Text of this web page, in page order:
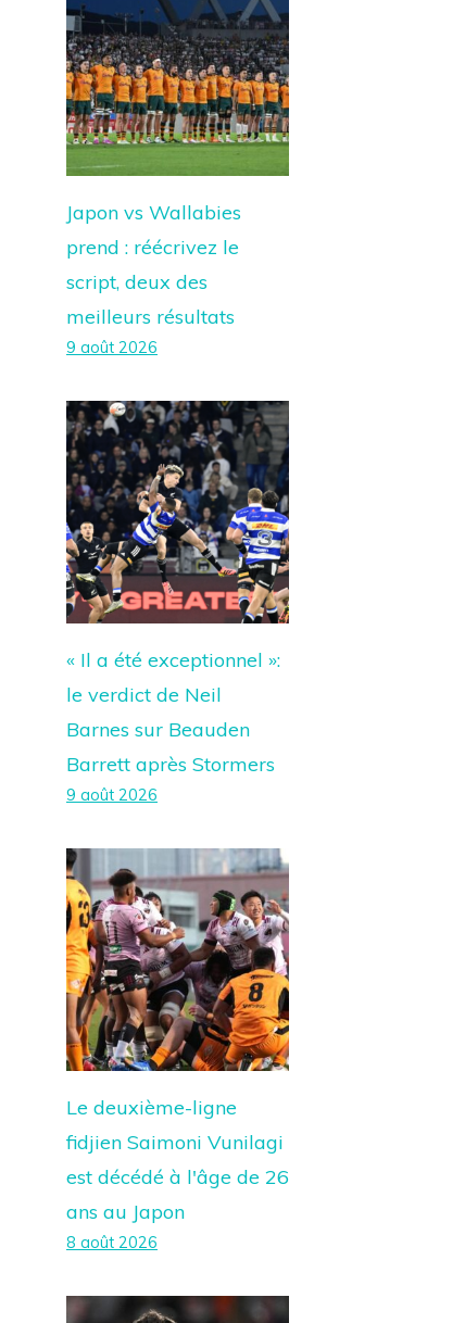
Japon vs Wallabies
prend : réécrivez le
script, deux des
meilleurs résultats
9 août 2026
« Il a été exceptionnel »:
le verdict de Neil
Barnes sur Beauden
Barrett après Stormers
9 août 2026
Le deuxième-ligne
fidjien Saimoni Vunilagi
est décédé à l'âge de 26
ans au Japon
8 août 2026